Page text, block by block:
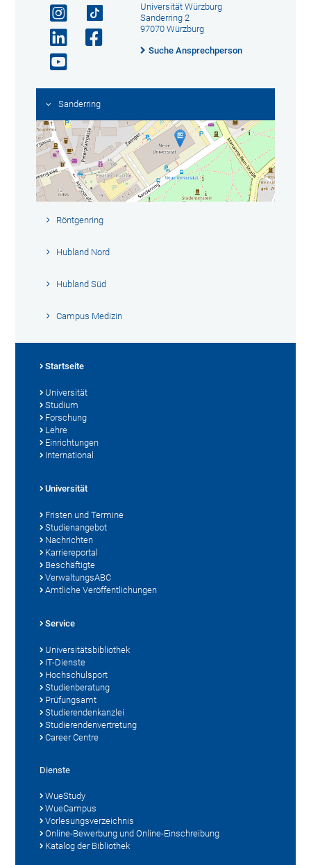
Universität Würzburg
Sanderring 2
97070 Würzburg
Suche Ansprechperson
Sanderring
Röntgenring
Hubland Nord
Hubland Süd
Campus Medizin
Startseite
Universität
Studium
Forschung
Lehre
Einrichtungen
International
Universität
Fristen und Termine
Studienangebot
Nachrichten
Karriereportal
Beschäftigte
VerwaltungsABC
Amtliche Veröffentlichungen
Service
Universitätsbibliothek
IT-Dienste
Hochschulsport
Studienberatung
Prüfungsamt
Studierendenkanzlei
Studierendenvertretung
Career Centre
Dienste
WueStudy
WueCampus
Vorlesungsverzeichnis
Online-Bewerbung und Online-Einschreibung
Katalog der Bibliothek